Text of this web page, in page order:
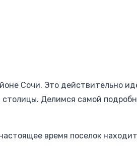
Сочи. Это действительно
Делимся самой
время поселок